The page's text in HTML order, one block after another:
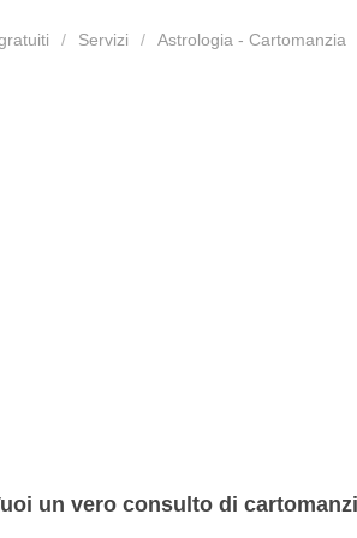
Servizi Astrologia - Cartomanzia
un vero consulto di